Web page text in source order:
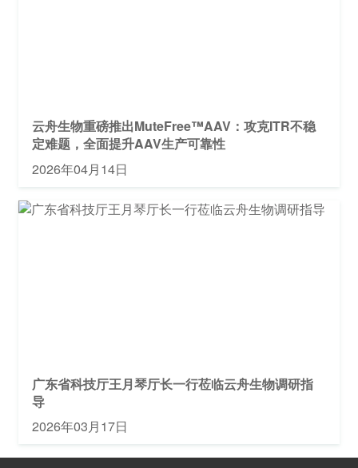
云舟生物重磅推出MuteFree™AAV：攻克ITR不稳
定难题，全面提升AAV生产可靠性
2026年04月14日
广东省科技厅王月琴厅长一行莅临云舟生物调研指
导
2026年03月17日